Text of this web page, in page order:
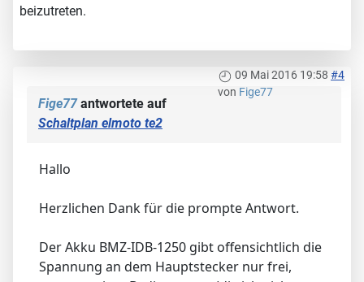
beizutreten.
09 Mai 2016 19:58 #4
von Fige77
Fige77antwortete auf
Schaltplan elmoto te2
Hallo
Herzlichen Dank für die prompte Antwort.
Der Akku BMZ-IDB-1250 gibt offensichtlich die
Spannung an dem Hauptstecker nur frei,